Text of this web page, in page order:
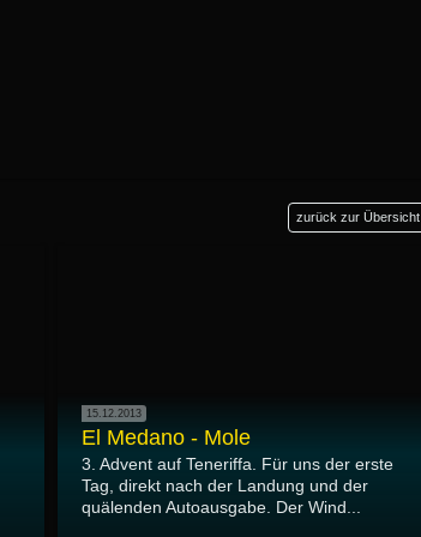
zurück zur Übersicht
15.12.2013
El Medano - Mole
3. Advent auf Teneriffa. Für uns der erste
Tag, direkt nach der Landung und der
quälenden Autoausgabe. Der Wind...